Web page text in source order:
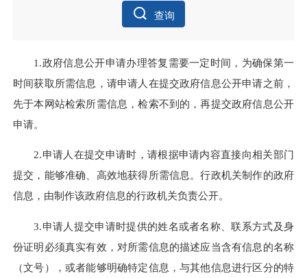
查询
1.政府信息公开申请办理答复需要一定时间，为确保第一
时间获取所需信息，请申请人在提交政府信息公开申请之前，
先于本网站检索所需信息，检索不到的，再提交政府信息公开
申请。
2.申请人在提交申请时，请根据申请内容直接向相关部门
提交，能够准确、高效地获得所需信息。行政机关制作的政府
信息，由制作该政府信息的行政机关负责公开。
3.申请人提交申请时提供的姓名或者名称、联系方式及身
份证明必须真实有效，对所需信息的描述应当含有信息的名称
（文号），或者能够明确特定信息，与其他信息进行区分的特